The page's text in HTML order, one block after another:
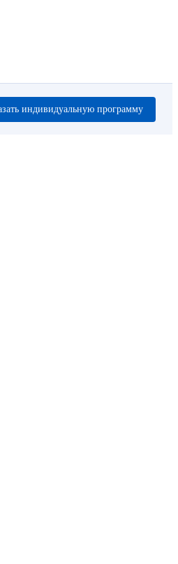
индивидуальную программу